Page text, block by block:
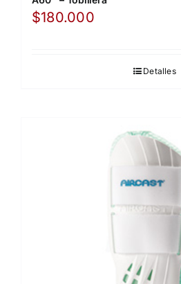
$180.000
Detalles